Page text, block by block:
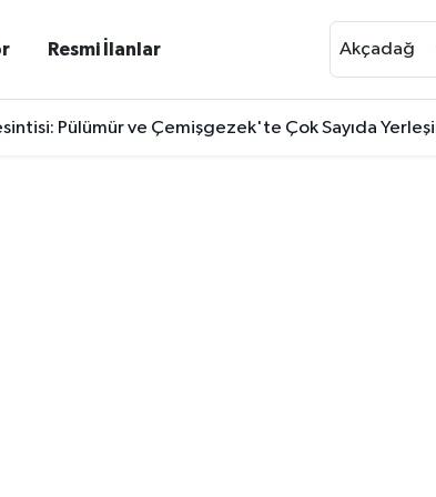
Resmi İlanlar Akçadağ
Pülümür ve Çemişgezek'te Çok Sayıda